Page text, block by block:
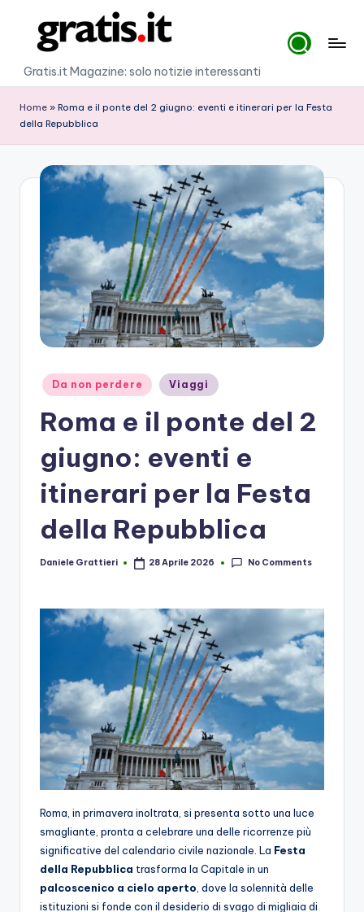
content
G
r
a
ti
s
Gratis.it Magazine: solo notizie interessanti
Home » Roma e il ponte del 2 giugno: eventi e itinerari per la Festa
della Repubblica
Posted
in
Da non perdere Viaggi
Roma e il ponte del 2
giugno: eventi e
itinerari per la Festa
della Repubblica
Posted
Daniele Grattieri 28 Aprile 2026 No Comments
Roma, in primavera inoltrata, si presenta sotto una luce
smagliante, pronta a celebrare una delle ricorrenze più
significative del calendario civile nazionale. La Festa
della Repubblica trasforma la Capitale in un
palcoscenico a cielo aperto , dove la solennità delle
istituzioni si fonde con il desiderio di svago di migliaia di